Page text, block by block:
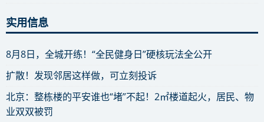
实用信息
8月8日，全城开练！“全民健身日”硬核玩法全公开
扩散！发现邻居这样做，可立刻投诉
北京：整栋楼的平安谁也“堵”不起！2㎡楼道起火，居民、物
业双双被罚